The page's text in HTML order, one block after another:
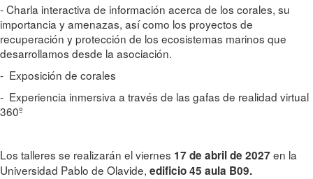
- Charla interactiva de información acerca de los corales, su
importancia y amenazas, así como los proyectos de
recuperación y protección de los ecosistemas marinos que
desarrollamos desde la asociación.
- Exposición de corales
- Experiencia inmersiva a través de las gafas de realidad virtual
360º
Los talleres se realizarán el viernes 17 de abril de 2027 en la
Universidad Pablo de Olavide, edificio 45 aula B09.